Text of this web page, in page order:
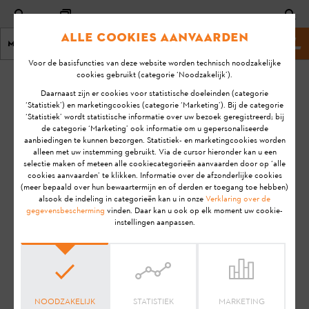
Menu Stihl-website
KA-01138
Biedt het STIHL
connected systeem een
antidiefstalbeveiliging?
Smart Connector
Laatste
update:
2/12/2021
FAQ
Product information
Aanwijzing:Voordat je jouw STIHL product gebruiksklaar
maakt, in gebruik neemt, reinigt, transporteert, opslaat,
onderhoudt, repareert, problemen oplost of afvoert, dien je de
gebruiksaanwijzing
zorgvuldig door te lezen. De
gebruiksaanwijzing bevat veiligheidsinstructies en ondersteunt
Alle cookies aanvaarden
Voor de basisfuncties van deze website worden technisch noodzakelijke
cookies gebruikt (categorie ‘Noodzakelijk’).
Daarnaast zijn er cookies voor statistische doeleinden (categorie
‘Statistiek’) en marketingcookies (categorie ‘Marketing’). Bij de categorie
‘Statistiek’ wordt statistische informatie over uw bezoek geregistreerd; bij
de categorie ‘Marketing’ ook informatie om u gepersonaliseerde
aanbiedingen te kunnen bezorgen. Statistiek- en marketingcookies worden
alleen met uw instemming gebruikt. Via de cursor hieronder kan u een
selectie maken of meteen alle cookiecategorieën aanvaarden door op ‘alle
cookies aanvaarden’ te klikken. Informatie over de afzonderlijke cookies
(meer bepaald over hun bewaartermijn en of derden er toegang toe hebben)
alsook de indeling in categorieën kan u in onzeVerklaring over de
gegevensbescherming vinden. Daar kan u ook op elk moment uw cookie-
instellingen aanpassen.
NOODZAKELIJK STATISTIEK MARKETING